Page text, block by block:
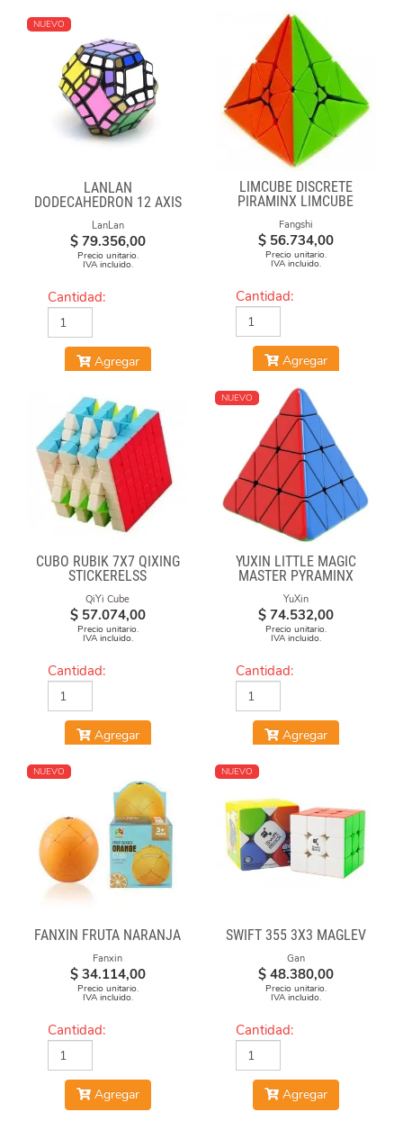
NUEVO
LANLAN
DODECAHEDRON 12 AXIS
LanLan
$ 79.356,00
Precio unitario.
IVA incluido.
Cantidad:
Agregar
LIMCUBE DISCRETE
PIRAMINX LIMCUBE
Fangshi
$ 56.734,00
Precio unitario.
IVA incluido.
Cantidad:
Agregar
CUBO RUBIK 7X7 QIXING
STICKERELSS
QiYi Cube
$ 57.074,00
Precio unitario.
IVA incluido.
Cantidad:
Agregar
NUEVO
YUXIN LITTLE MAGIC
MASTER PYRAMINX
YuXin
$ 74.532,00
Precio unitario.
IVA incluido.
Cantidad:
Agregar
NUEVO
FANXIN FRUTA NARANJA
Fanxin
$ 34.114,00
Precio unitario.
IVA incluido.
Cantidad:
Agregar
NUEVO
SWIFT 355 3X3 MAGLEV
Gan
$ 48.380,00
Precio unitario.
IVA incluido.
Cantidad:
Agregar